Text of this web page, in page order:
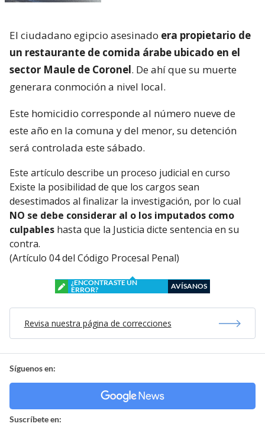
El ciudadano egipcio asesinado era propietario de
un restaurante de comida árabe ubicado en el
sector Maule de Coronel. De ahí que su muerte
generara conmoción a nivel local.
Este homicidio corresponde al número nueve de
este año en la comuna y del menor, su detención
será controlada este sábado.
Este artículo describe un proceso judicial en curso
Existe la posibilidad de que los cargos sean
desestimados al finalizar la investigación, por lo cual
NO se debe considerar al o los imputados como
culpables hasta que la Justicia dicte sentencia en su
contra.
(Artículo 04 del Código Procesal Penal)
¿ENCONTRASTE UN
ERROR?
AVÍSANOS
Revisa nuestra página de correcciones
Síguenos en:
Suscríbete en: